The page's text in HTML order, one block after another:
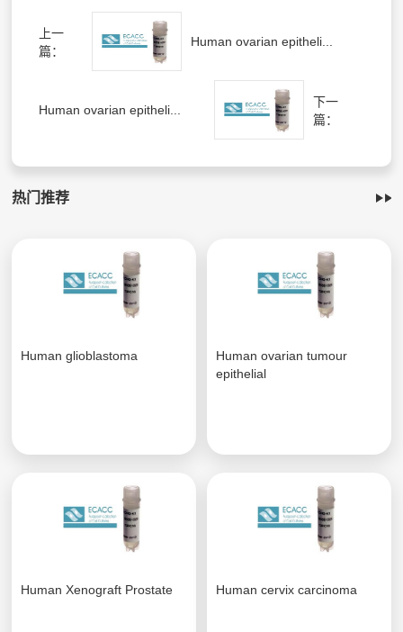
上一
篇：
Human ovarian epitheli...
Human ovarian epitheli...
下一
篇：
热门推荐
Human glioblastoma
Human ovarian tumour
epithelial
Human Xenograft Prostate Human cervix carcinoma